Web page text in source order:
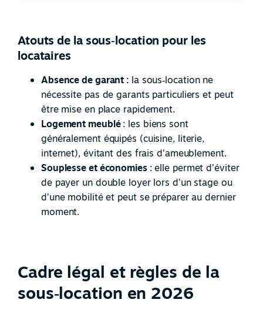
Atouts de la sous‑location pour les
locataires
Absence de garant : la sous‑location ne
nécessite pas de garants particuliers et peut
être mise en place rapidement.
Logement meublé: les biens sont
généralement équipés (cuisine, literie,
internet), évitant des frais d’ameublement.
Souplesse et économies : elle permet d’éviter
de payer un double loyer lors d’un stage ou
d’une mobilité et peut se préparer au dernier
moment.
Cadre légal et règles de la
sous‑location en 2026